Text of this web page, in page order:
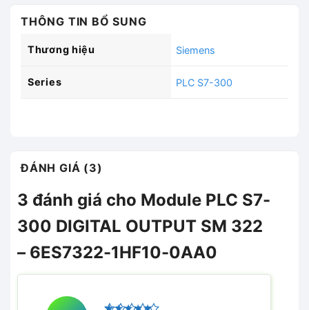
THÔNG TIN BỔ SUNG
Thương hiệu Siemens
Series PLC S7-300
ĐÁNH GIÁ (3)
3 đánh giá cho Module PLC S7-
300 DIGITAL OUTPUT SM 322
– 6ES7322-1HF10-0AA0